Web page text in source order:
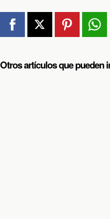
Otros artículos que pueden